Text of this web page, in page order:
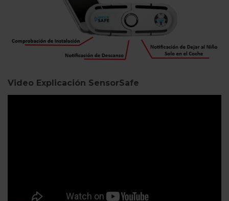
Video Explicación SensorSafe